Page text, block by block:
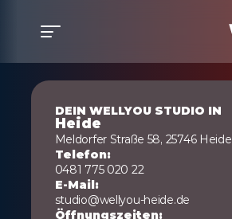
DEIN WELLYOU STUDIO IN
Heide
Meldorfer Straße 58, 25746 Heide
Telefon:
0481 775 020 22
E-Mail:
studio@wellyou-heide.de
Öffnungszeiten: